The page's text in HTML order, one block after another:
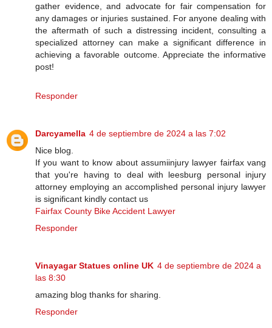
gather evidence, and advocate for fair compensation for
any damages or injuries sustained. For anyone dealing with
the aftermath of such a distressing incident, consulting a
specialized attorney can make a significant difference in
achieving a favorable outcome. Appreciate the informative
post!
Responder
Darcyamella 4 de septiembre de 2024 a las 7:02
Nice blog.
If you want to know about assumiinjury lawyer fairfax vang
that you're having to deal with leesburg personal injury
attorney employing an accomplished personal injury lawyer
is significant kindly contact us
Fairfax County Bike Accident Lawyer
Responder
Vinayagar Statues online UK 4 de septiembre de 2024 a
las 8:30
amazing blog thanks for sharing.
Responder